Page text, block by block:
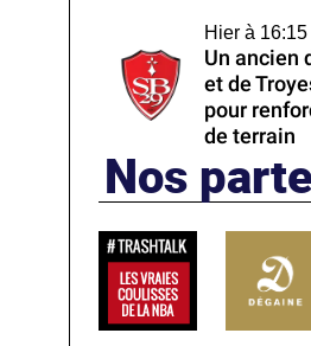
Hier à 16:15
Un ancien
et de
pour
de terrain
Nos